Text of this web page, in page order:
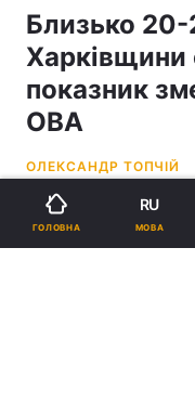
Близько 20-
Харківщини
показник
ОВА
ОЛЕКСАНДР ТОПЧІЙ
11:18, 19.05.22
ГОЛОВНА
RU
МОВА